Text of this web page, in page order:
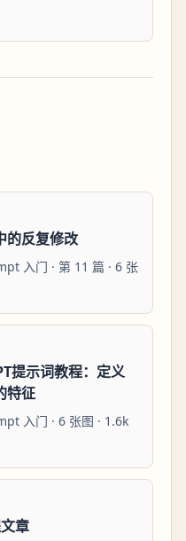
的反复修改
入门 · 第 11 篇 · 6 张
提示词教程：定义
特征
入门 · 6 张图 · 1.6k
章